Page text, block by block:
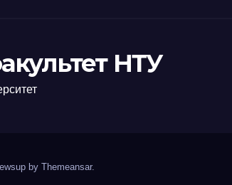
НТУ
by Themeansar.